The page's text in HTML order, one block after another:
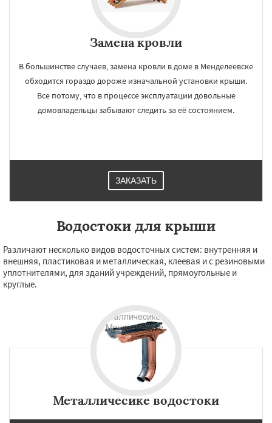
Замена кровли
В большинстве случаев, замена кровли в доме в Менделеевске
обходится гораздо дороже изначальной установки крыши.
Все потому, что в процессе эксплуатации довольные
домовладельцы забывают следить за её состоянием.
ЗАКАЗАТЬ
Водостоки для крыши
Различают несколько видов водосточных систем: внутренняя и
внешняя, пластиковая и металлическая, клеевая и с резиновыми
уплотнителями, для зданий учреждений, прямоугольные и
круглые.
Металличесике водостоки